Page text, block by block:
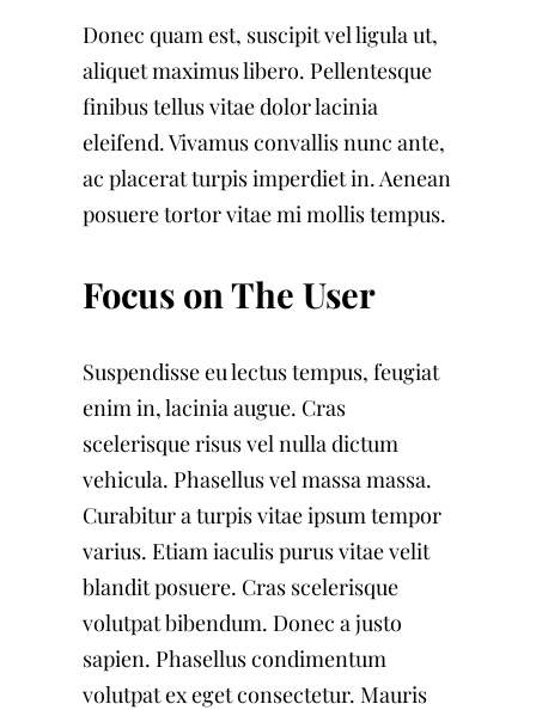
Donec quam est, suscipit vel ligula ut,
aliquet maximus libero. Pellentesque
finibus tellus vitae dolor lacinia
eleifend. Vivamus convallis nunc ante,
ac placerat turpis imperdiet in. Aenean
posuere tortor vitae mi mollis tempus.
Focus on The User
Suspendisse eu lectus tempus, feugiat
enim in, lacinia augue. Cras
scelerisque risus vel nulla dictum
vehicula. Phasellus vel massa massa.
Curabitur a turpis vitae ipsum tempor
varius. Etiam iaculis purus vitae velit
blandit posuere. Cras scelerisque
volutpat bibendum. Donec a justo
sapien. Phasellus condimentum
volutpat ex eget consectetur. Mauris